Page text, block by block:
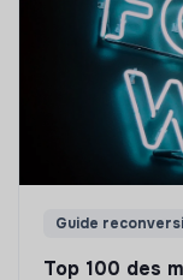
Guide
Top 100 des